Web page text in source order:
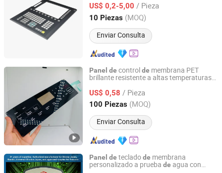
US$ 0,2-5,00 / Pieza
10 Piezas (MOQ)
Enviar Consulta
Guangdong, China Desde 2017
Panel de control de membrana PET
brillante resistente a altas temperaturas
US$ 0,58 / Pieza
100 Piezas (MOQ)
Enviar Consulta
Xiamen Xinbixi Electronic Technology Co., Ltd
Fujian, China Desde 2024
Panel de tecladode membrana
personalizado a prueba de agua con
Shenzhen Yizexin Technology Co., Ltd.